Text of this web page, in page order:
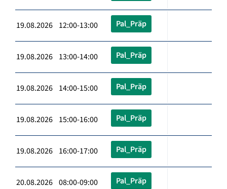
19.08.2026 12:00-13:00 Pal_Präp
19.08.2026 13:00-14:00 Pal_Präp
19.08.2026 14:00-15:00 Pal_Präp
19.08.2026 15:00-16:00 Pal_Präp
19.08.2026 16:00-17:00 Pal_Präp
20.08.2026 08:00-09:00 Pal_Präp